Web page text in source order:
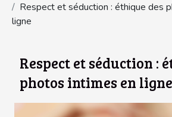
Respect et séduction : éthique des
ligne
Respect et séduction :
photos intimes en ligne